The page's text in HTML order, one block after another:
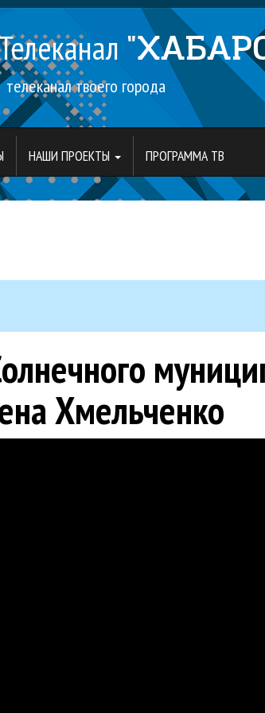
твоего города
НАШИ ПРОЕКТЫ ПРОГРАММА ТВ
Хмельченко